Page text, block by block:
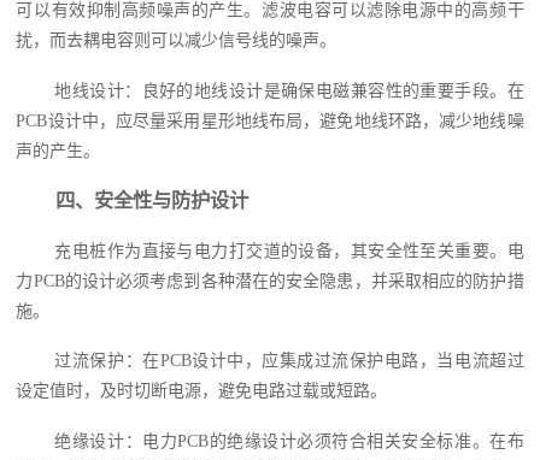
可以有效抑制高频噪声的产生。滤波电容可以滤除电源中的高频干
扰，而去耦电容则可以减少信号线的噪声。
地线设计：良好的地线设计是确保电磁兼容性的重要手段。在
PCB设计中，应尽量采用星形地线布局，避免地线环路，减少地线噪
声的产生。
四、安全性与防护设计
充电桩作为直接与电力打交道的设备，其安全性至关重要。电
力PCB的设计必须考虑到各种潜在的安全隐患，并采取相应的防护措
施。
过流保护：在PCB设计中，应集成过流保护电路，当电流超过
设定值时，及时切断电源，避免电路过载或短路。
绝缘设计：电力PCB的绝缘设计必须符合相关安全标准。在布